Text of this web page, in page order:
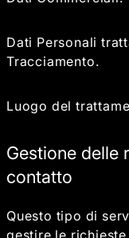
Dati Personali
Tracciamento.
Luogo del
Gestione delle
contatto
Questo tipo di
gestire le